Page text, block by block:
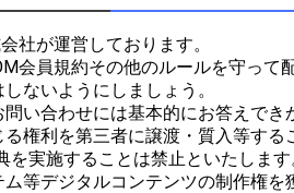
社が運営しております。
会員規約その他のルールを守って
ないようにしましょう。
い合わせには基本的にお答えでき
る権利を第三者に譲渡・質入等す
実施することは禁止といたします
ム等デジタルコンテンツの制作権